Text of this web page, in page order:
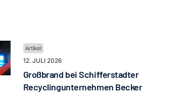
12. JULI 2026
Großbrand bei Schifferstadter
Recyclingunternehmen Becker